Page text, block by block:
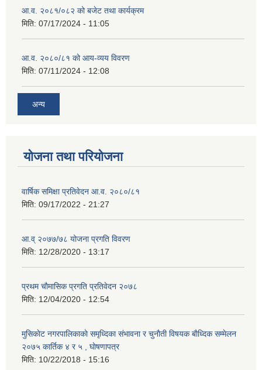
आ.व. २०८१/०८२ को बजेट तथा कार्यक्रम
मिति: 07/17/2024 - 11:05
आ.व. २०८०/८१ को आय-व्यय विवरण
मिति: 07/11/2024 - 12:08
अन्य
योजना तथा परियोजना
वार्षिक समिक्षा प्रतिवेदन आ.व. २०८०/८१
मिति: 09/17/2022 - 21:27
आ.व् २०७७/७८ योजना प्रगति विवरण
मिति: 12/28/2020 - 13:17
प्रथम चाैमासिक प्रगति प्रतिवेदन २०७८
मिति: 12/04/2020 - 12:54
मुसिकाेट नगरपालिकाकाे समृध्दिका संभावना र चुनाैती विषयक बाैध्दिक सम्मेलन
२०७५ कार्तिक ४ र ५ , घाेषणापत्र
मिति: 10/22/2018 - 15:16